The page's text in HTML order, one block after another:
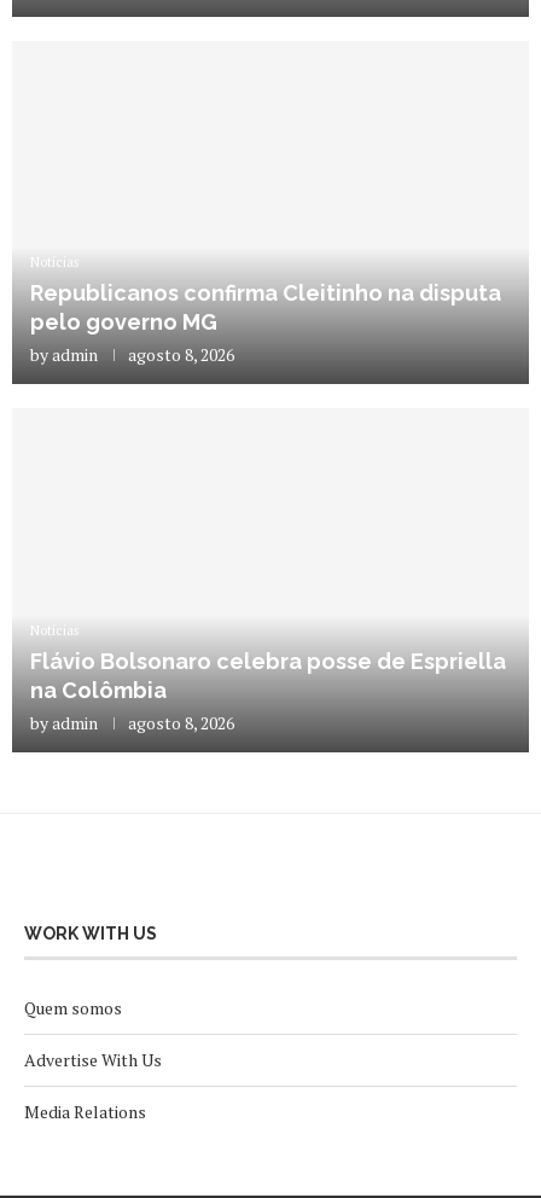
Notícias
Republicanos confirma Cleitinho na disputa
pelo governo MG
byadmin agosto 8, 2026
Notícias
Flávio Bolsonaro celebra posse de Espriella
na Colômbia
byadmin agosto 8, 2026
WORK WITH US
Quem somos
Advertise With Us
Media Relations